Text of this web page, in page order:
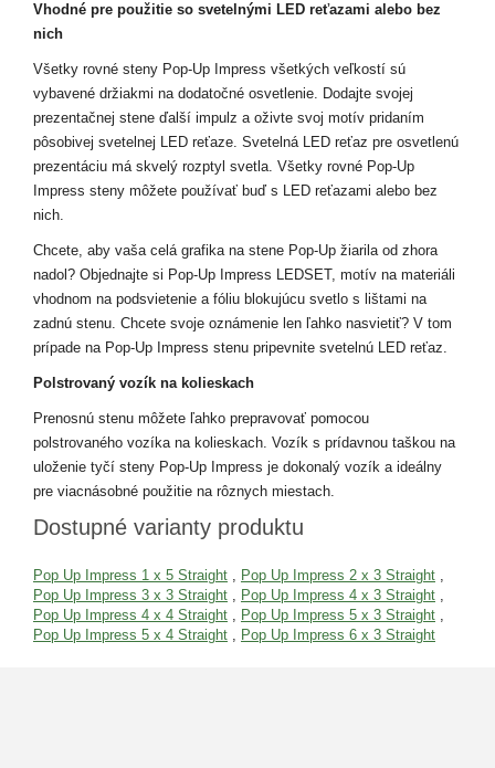
Vhodné pre použitie so svetelnými LED reťazami alebo bez
nich
Všetky rovné steny Pop-Up Impress všetkých veľkostí sú
vybavené držiakmi na dodatočné osvetlenie. Dodajte svojej
prezentačnej stene ďalší impulz a oživte svoj motív pridaním
pôsobivej svetelnej LED reťaze. Svetelná LED reťaz pre osvetlenú
prezentáciu má skvelý rozptyl svetla. Všetky rovné Pop-Up
Impress steny môžete používať buď s LED reťazami alebo bez
nich.
Chcete, aby vaša celá grafika na stene Pop-Up žiarila od zhora
nadol? Objednajte si Pop-Up Impress LEDSET, motív na materiáli
vhodnom na podsvietenie a fóliu blokujúcu svetlo s lištami na
zadnú stenu. Chcete svoje oznámenie len ľahko nasvietiť? V tom
prípade na Pop-Up Impress stenu pripevnite svetelnú LED reťaz.
Polstrovaný vozík na kolieskach
Prenosnú stenu môžete ľahko prepravovať pomocou
polstrovaného vozíka na kolieskach. Vozík s prídavnou taškou na
uloženie tyčí steny Pop-Up Impress je dokonalý vozík a ideálny
pre viacnásobné použitie na rôznych miestach.
Dostupné varianty produktu
Pop Up Impress 1 x 5 Straight , Pop Up Impress 2 x 3 Straight ,
Pop Up Impress 3 x 3 Straight , Pop Up Impress 4 x 3 Straight ,
Pop Up Impress 4 x 4 Straight , Pop Up Impress 5 x 3 Straight ,
Pop Up Impress 5 x 4 Straight , Pop Up Impress 6 x 3 Straight